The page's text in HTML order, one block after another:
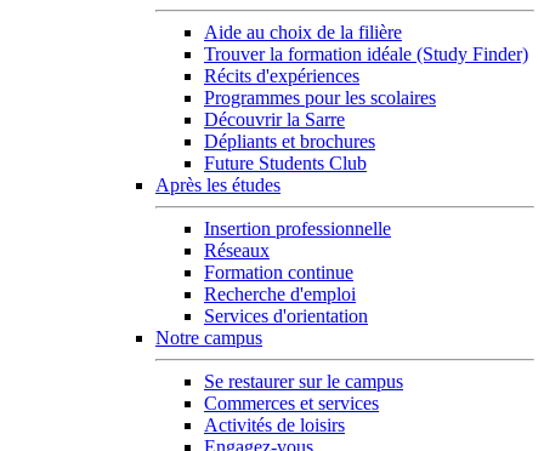
Aide au choix de la filière
Trouver la formation idéale (Study Finder)
Récits d'expériences
Programmes pour les scolaires
Découvrir la Sarre
Dépliants et brochures
Future Students Club
Après les études
Insertion professionnelle
Réseaux
Formation continue
Recherche d'emploi
Services d'orientation
Notre campus
Se restaurer sur le campus
Commerces et services
Activités de loisirs
Engagez-vous